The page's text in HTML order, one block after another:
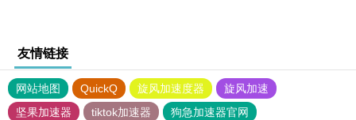
友情链接
网站地图 QuickQ 旋风加速度器
旋风加速
坚果加速器
tiktok加速器
狗急加速器官网